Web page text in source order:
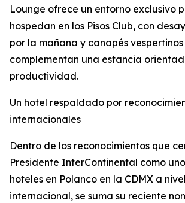
Lounge ofrece un entorno exclusivo
hospedan en los Pisos Club, con
por la mañana y canapés
complementan una estancia
productividad.
Un hotel respaldado por
internacionales
Dentro de los reconocimientos que
Presidente InterContinental como
hoteles en Polanco en la CDMX a
internacional, se suma su reciente